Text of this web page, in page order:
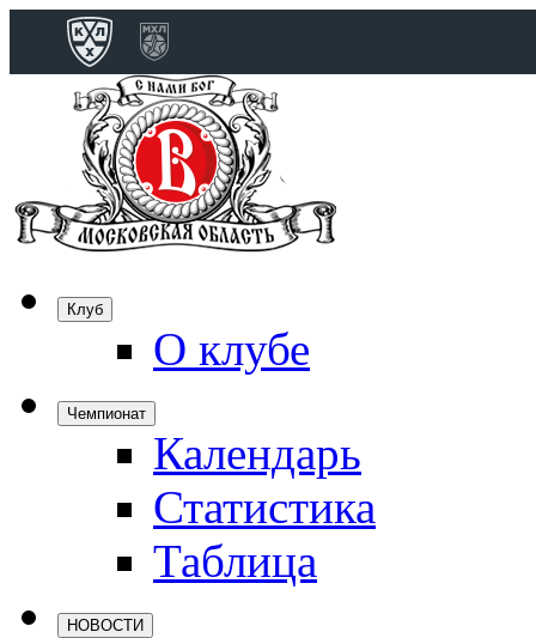
Клуб
О клубе
Чемпионат
Календарь
Статистика
Таблица
НОВОСТИ